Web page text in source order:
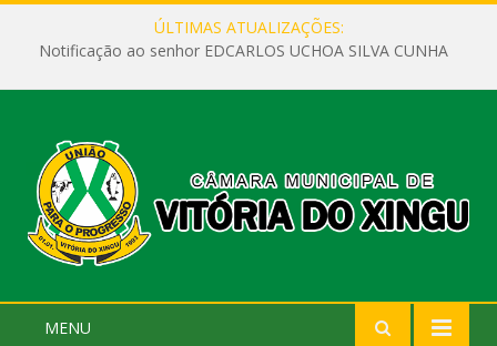
ÚLTIMAS ATUALIZAÇÕES:
Notificação ao senhor EDCARLOS UCHOA SILVA CUNHA
MENU